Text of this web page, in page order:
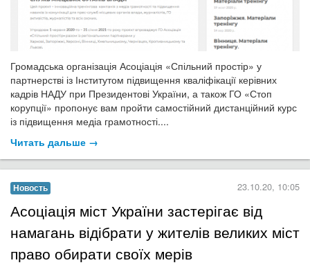
Громадська організація Асоціація «Спільний простір» у
партнерстві із Інститутом підвищення кваліфікації керівних
кадрів НАДУ при Президентові України, а також ГО «Стоп
корупції» пропонує вам пройти самостійний дистанційний курс
із підвищення медіа грамотності....
Читать дальше →
Новость 23.10.20, 10:05
Асоціація міст України застерігає від
намагань відібрати у жителів великих міст
право обирати своїх мерів